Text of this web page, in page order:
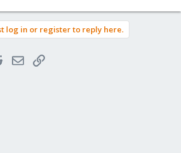
log in or register to reply here.
RedditEmailLink